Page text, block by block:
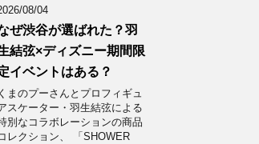
08/04
ぜ渋谷が選ばれた？羽
結弦×ディズニー期間限
イベントはある？
くまのプーさんとプロフィギュ
スケーター・羽生結弦による
別なコラボレーションの商品
レクション、 「SHOWER